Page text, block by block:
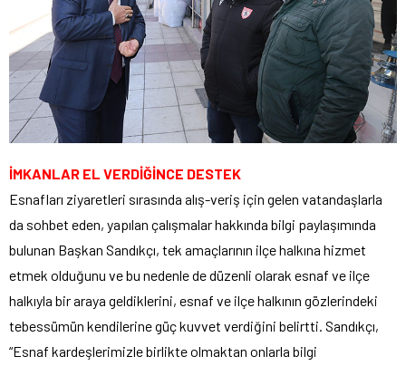
İMKANLAR EL VERDİĞİNCE DESTEK
Esnafları ziyaretleri sırasında alış-veriş için gelen vatandaşlarla
da sohbet eden, yapılan çalışmalar hakkında bilgi paylaşımında
bulunan Başkan Sandıkçı, tek amaçlarının ilçe halkına hizmet
etmek olduğunu ve bu nedenle de düzenli olarak esnaf ve ilçe
halkıyla bir araya geldiklerini, esnaf ve ilçe halkının gözlerindeki
tebessümün kendilerine güç kuvvet verdiğini belirtti. Sandıkçı,
“Esnaf kardeşlerimizle birlikte olmaktan onlarla bilgi